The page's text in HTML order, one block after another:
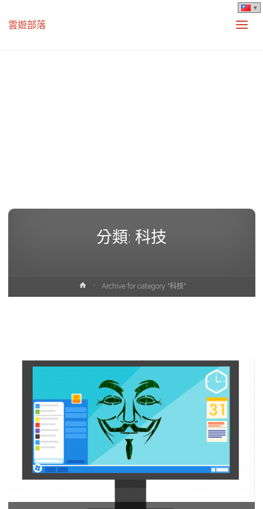
雲遊部落
分類: 科技
HomeArchive for category "科技"